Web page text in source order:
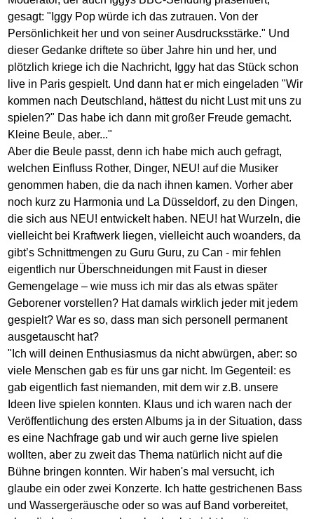
gesagt: "Iggy Pop würde ich das zutrauen. Von der
Persönlichkeit her und von seiner Ausdrucksstärke." Und
dieser Gedanke driftete so über Jahre hin und her, und
plötzlich kriege ich die Nachricht, Iggy hat das Stück schon
live in Paris gespielt. Und dann hat er mich eingeladen "Wir
kommen nach Deutschland, hättest du nicht Lust mit uns zu
spielen?" Das habe ich dann mit großer Freude gemacht.
Kleine Beule, aber..."
Aber die Beule passt, denn ich habe mich auch gefragt,
welchen Einfluss Rother, Dinger, NEU! auf die Musiker
genommen haben, die da nach ihnen kamen. Vorher aber
noch kurz zu Harmonia und La Düsseldorf, zu den Dingen,
die sich aus NEU! entwickelt haben. NEU! hat Wurzeln, die
vielleicht bei Kraftwerk liegen, vielleicht auch woanders, da
gibt’s Schnittmengen zu Guru Guru, zu Can - mir fehlen
eigentlich nur Überschneidungen mit Faust in dieser
Gemengelage – wie muss ich mir das als etwas später
Geborener vorstellen? Hat damals wirklich jeder mit jedem
gespielt? War es so, dass man sich personell permanent
ausgetauscht hat?
"Ich will deinen Enthusiasmus da nicht abwürgen, aber: so
viele Menschen gab es für uns gar nicht. Im Gegenteil: es
gab eigentlich fast niemanden, mit dem wir z.B. unsere
Ideen live spielen konnten. Klaus und ich waren nach der
Veröffentlichung des ersten Albums ja in der Situation, dass
es eine Nachfrage gab und wir auch gerne live spielen
wollten, aber zu zweit das Thema natürlich nicht auf die
Bühne bringen konnten. Wir haben's mal versucht, ich
glaube ein oder zwei Konzerte. Ich hatte gestrichenen Bass
und Wassergeräusche oder so was auf Band vorbereitet,